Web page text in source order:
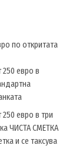
по откритата
евро в
евро в три
ЧИСТА СМЕТКА
и се таксува